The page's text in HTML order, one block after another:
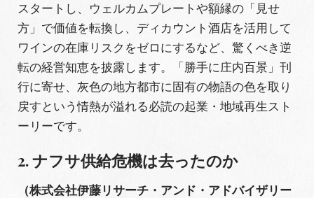
スタートし 、ウェルカムプレートや額縁の「見せ
方」で価値を転換し、ディカウント酒店を活用して
ワインの在庫リスクをゼロにするなど、驚くべき逆
転の経営知恵を披露します。「勝手に庄内百景」刊
行に寄せ、灰色の地方都市に固有の物語の色を取り
戻すという情熱が溢れる必読の起業・地域再生スト
ーリーです。
2. ナフサ供給危機は去ったのか
（株式会社伊藤リサーチ・アンド・アドバイザリー